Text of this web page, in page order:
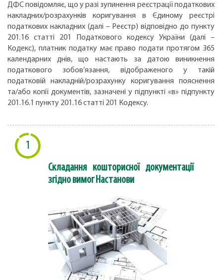
ДФС повідомляє, що у разі зупинення реєстрації податкових
накладних/розрахунків коригування в Єдиному реєстрі
податкових накладних (далі – Реєстр) відповідно до пункту
201.16 статті 201 Податкового кодексу України (далі –
Кодекс), платник податку має право подати протягом 365
календарних днів, що настають за датою виникнення
податкового зобов’язання, відображеного у такій
податковій накладній/розрахунку коригування пояснення
та/або копії документів, зазначені у підпункті «в» підпункту
201.16.1 пункту 201.16 статті 201 Кодексу.
1
Складання кошторисної документації
згідно вимог Настанови